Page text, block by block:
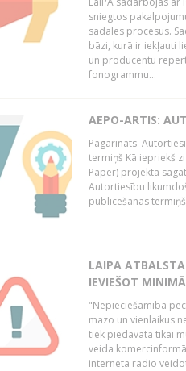
sniegtos
sadales procesus.
bāzi, kurā ir iekļauti
un producentu
fonogrammu...
AEPO-ARTIS:
Pagarināts
termiņš Kā iepriekš
Paper) projekta
Autortiesību
publicēšanas
LAIPA
IEVIEŠOT
"Nepieciešamība
mazo un vienlaikus
tiek piedāvāta tikai
veida
interneta radio